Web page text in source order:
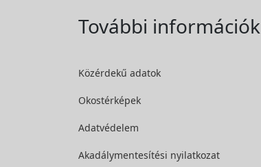
További információk
Közérdekű adatok
Okostérképek
Adatvédelem
Akadálymentesítési nyilatkozat